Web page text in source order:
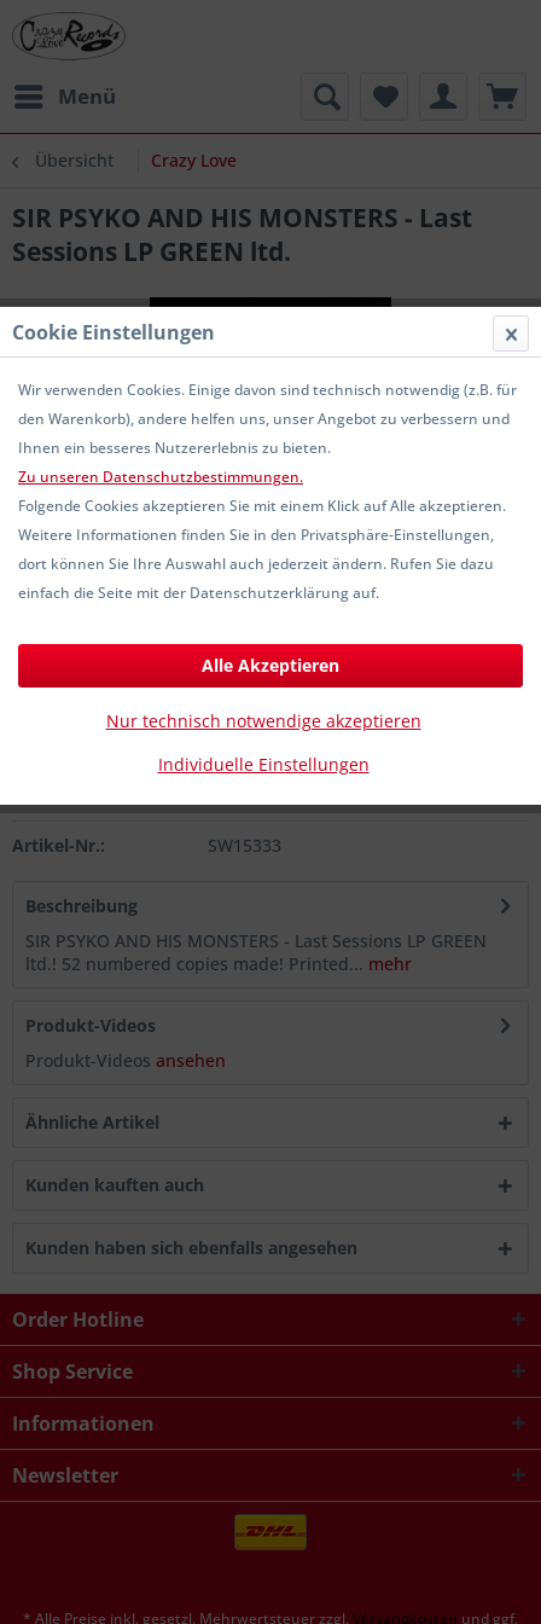
Menü
Übersicht Crazy Love
SIR PSYKO AND HIS MONSTERS - Last
Sessions LP GREEN ltd.
27,00 € *
Sofort versandfertig, Lieferzeit ca. 1-3 Werktage
In denWarenkorb
Artikel-Nr.: SW15333
Beschreibung
SIR PSYKO AND HIS MONSTERS - Last Sessions LP GREEN
ltd.! 52 numbered copies made! Printed... mehr
Produkt-Videos
Produkt-Videos ansehen
Ähnliche Artikel
Kunden kauften auch
Kunden haben sich ebenfalls angesehen
Order Hotline
Shop Service
Informationen
Newsletter
* Alle Preise inkl. gesetzl. Mehrwertsteuer zzgl. Versandkosten und ggf.
Cookie Einstellungen
Wir verwenden Cookies. Einige davon sind technisch notwendig (z.B. für
den Warenkorb), andere helfen uns, unser Angebot zu verbessern und
Ihnen ein besseres Nutzererlebnis zu bieten.
Zu unseren Datenschutzbestimmungen.
Folgende Cookies akzeptieren Sie mit einem Klick auf Alle akzeptieren.
Weitere Informationen finden Sie in den Privatsphäre-Einstellungen,
dort können Sie Ihre Auswahl auch jederzeit ändern. Rufen Sie dazu
einfach die Seite mit der Datenschutzerklärung auf.
Individuelle Einstellungen
Nur technisch notwendige akzeptieren
Alle Akzeptieren